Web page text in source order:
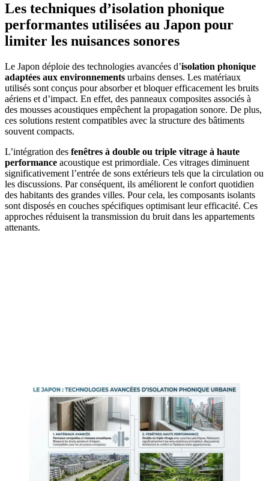
Les techniques d’isolation phonique
performantes utilisées au Japon pour
limiter les nuisances sonores
Le Japon déploie des technologies avancées d’isolation phonique
adaptées aux environnements urbains denses. Les matériaux
utilisés sont conçus pour absorber et bloquer efficacement les bruits
aériens et d’impact. En effet, des panneaux composites associés à
des mousses acoustiques empêchent la propagation sonore. De plus,
ces solutions restent compatibles avec la structure des bâtiments
souvent compacts.
L’intégration des fenêtres à double ou triple vitrage à haute
performance acoustique est primordiale. Ces vitrages diminuent
significativement l’entrée de sons extérieurs tels que la circulation ou
les discussions. Par conséquent, ils améliorent le confort quotidien
des habitants des grandes villes. Pour cela, les composants isolants
sont disposés en couches spécifiques optimisant leur efficacité. Ces
approches réduisent la transmission du bruit dans les appartements
attenants.